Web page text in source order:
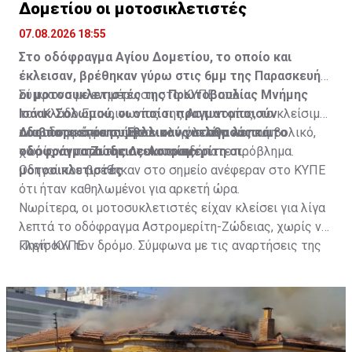
Δομετίου οι μοτοσικλετιστές
07.08.2026 18:55
Στο οδόφραγμα Αγίου Δομετίου, το οποίο και
έκλεισαν, βρέθηκαν γύρω στις 6μμ της Παρασκευής
οι μοτοσυκλετιστές της Πρωτοβουλίας Μνήμης
Ισάακ-Σολωμού, οι οποίοι πραγματοποιούν
οδοιπορικό σε συμβολικούς σταθμούς και
οδοφράγματα της Λευκωσίας.
Σύμφωνα με ενημέρωση στο ΚΥΠΕ από
τον Κλάδο Επικοινωνίας της Αστυνομίας, το κλείσιμο
του οδοφράγματος ήταν ολιγόλεπτο και συμβολικό,
χωρίς να παρουσιαστεί οποιοδήποτε πρόβλημα.
Διαβάστε επίσης:Έκλεισαν για λίγα λεπτά το
οδόφραγμα Ζώδειας-Αστρομερίτη οι
μοτοσικλετιστές
Οδηγοί που βρέθηκαν στο σημείο ανέφεραν στο ΚΥΠΕ
ότι ήταν καθηλωμένοι για αρκετή ώρα.
Νωρίτερα, οι μοτοσυκλετιστές είχαν κλείσει για λίγα
λεπτά το οδόφραγμα Αστρομερίτη-Ζώδειας, χωρίς να
κλείσουν τον δρόμο. Σύμφωνα με τις αναρτήσεις της
Τύμβο Μακεδονίτισσας, πριν φτάσουν στο οδόφραγμα
Αγίου Δομετίου.
Πηγή: ΚΥΠΕ